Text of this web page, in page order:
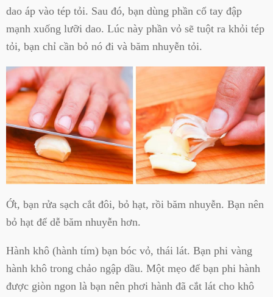
dao áp vào tép tỏi. Sau đó, bạn dùng phần cổ tay đập
mạnh xuống lưỡi dao. Lúc này phần vỏ sẽ tuột ra khỏi tép
tỏi, bạn chỉ cần bỏ nó đi và băm nhuyễn tỏi.
Ớt, bạn rửa sạch cắt đôi, bỏ hạt, rồi băm nhuyễn. Bạn nên
bỏ hạt để dễ băm nhuyễn hơn.
Hành khô (hành tím) bạn bóc vỏ, thái lát. Bạn phi vàng
hành khô trong chảo ngập dầu. Một mẹo để bạn phi hành
được giòn ngon là bạn nên phơi hành đã cắt lát cho khô